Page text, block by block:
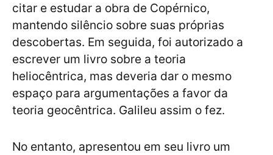
citar e estudar a obra de Copérnico,
mantendo silêncio sobre suas próprias
descobertas. Em seguida, foi autorizado a
escrever um livro sobre a teoria
heliocêntrica, mas deveria dar o mesmo
espaço para argumentações a favor da
teoria geocêntrica. Galileu assim o fez.
No entanto, apresentou em seu livro um